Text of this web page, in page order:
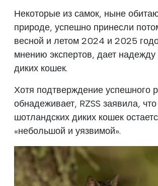
Некоторые из самок, ныне
природе, успешно принесли
весной и летом 2024 и 2025
мнению экспертов, дает надежду
диких кошек.
Хотя подтверждение успешного
обнадеживает, RZSS заявила,
шотландских диких кошек
«небольшой и уязвимой».